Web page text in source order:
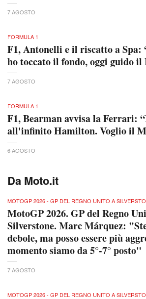
7 AGOSTO
FORMULA 1
F1, Antonelli e il riscatto a Spa:
ho toccato il fondo, oggi guido
7 AGOSTO
FORMULA 1
F1, Bearman avvisa la Ferrari:
all'infinito Hamilton. Voglio il
6 AGOSTO
Da Moto.it
MOTOGP 2026 - GP DEL REGNO UNITO A
MotoGP 2026. GP del Regno
Silverstone. Marc Márquez:
debole, ma posso essere più
momento siamo da 5°-7° posto"
7 AGOSTO
MOTOGP 2026 - GP DEL REGNO UNITO A